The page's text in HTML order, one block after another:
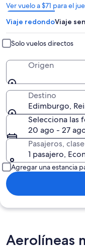
Ver vuelo a $71 para el
Se
abrirá
en
una
nueva
ventana
Viaje redondoViaje
Solo vuelos directos
Origen
Destino
Edimburgo,
Selecciona las
20 ago - 27
Pasajeros,
1 pasajero,
Agregar una estancia
Aerolíneas